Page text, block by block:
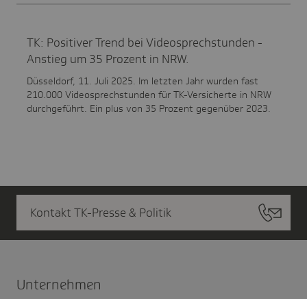
TK: Positiver Trend bei Videosprechstunden -
Anstieg um 35 Prozent in NRW.
Düsseldorf, 11. Juli 2025. Im letzten Jahr wurden fast
210.000 Videosprechstunden für TK-Versicherte in NRW
durchgeführt. Ein plus von 35 Prozent gegenüber 2023.
Kontakt TK-Presse & Politik
Unter­nehmen